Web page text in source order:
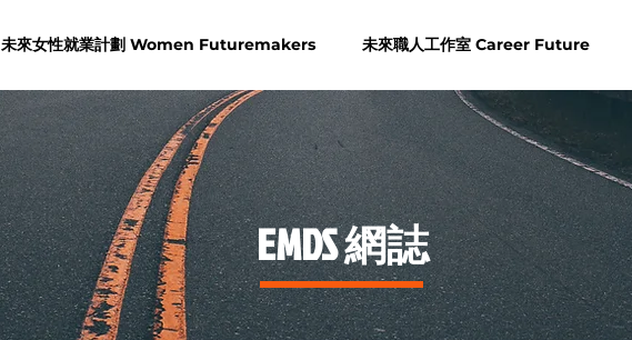
未來女性就業計劃 Women Futuremakers 未來職人工作室 Career Future
​EMDS 網誌